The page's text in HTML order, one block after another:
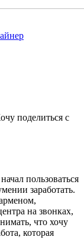
поделиться с
пользоваться
заработать.
на звонках,
что хочу
которая